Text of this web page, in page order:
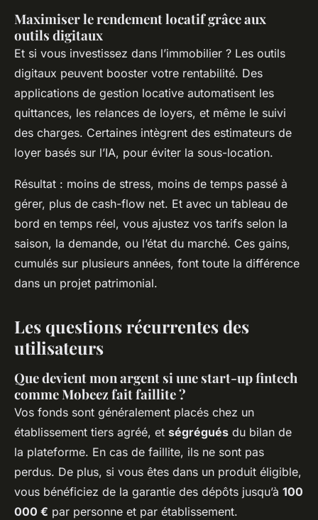
Maximiser le rendement locatif grâce aux
outils digitaux
Et si vous investissez dans l’immobilier ? Les outils
digitaux peuvent booster votre rentabilité. Des
applications de gestion locative automatisent les
quittances, les relances de loyers, et même le suivi
des charges. Certaines intègrent des estimateurs de
loyer basés sur l’IA, pour éviter la sous-location.
Résultat : moins de stress, moins de temps passé à
gérer, plus de cash-flow net. Et avec un tableau de
bord en temps réel, vous ajustez vos tarifs selon la
saison, la demande, ou l’état du marché. Ces gains,
cumulés sur plusieurs années, font toute la différence
dans un projet patrimonial.
Les questions récurrentes des
utilisateurs
Que devient mon argent si une start-up fintech
comme Mobeez fait faillite ?
Vos fonds sont généralement placés chez un
établissement tiers agréé, et ségrégués du bilan de
la plateforme. En cas de faillite, ils ne sont pas
perdus. De plus, si vous êtes dans un produit éligible,
vous bénéficiez de la garantie des dépôts jusqu’à 100
000 € par personne et par établissement.